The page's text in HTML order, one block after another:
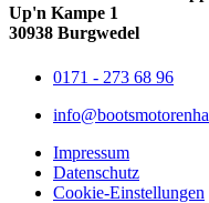
Up'n Kampe 1
30938 Burgwedel
0171 - 273 68 96
Impressum
Datenschutz
Cookie-Einstellungen